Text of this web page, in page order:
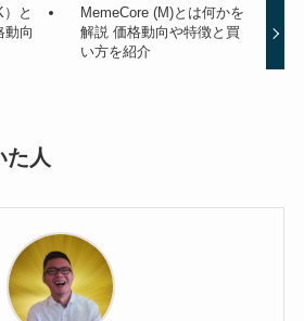
と
動向
MemeCore (M)とは何かを
解説 価格動向や特徴と買
い方を紹介
た人